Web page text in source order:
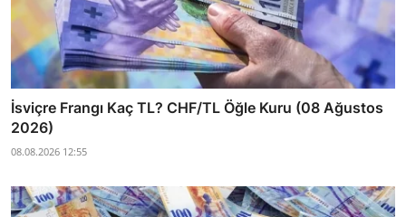
İsviçre Frangı Kaç TL? CHF/TL Öğle Kuru (08 Ağustos
2026)
08.08.2026 12:55